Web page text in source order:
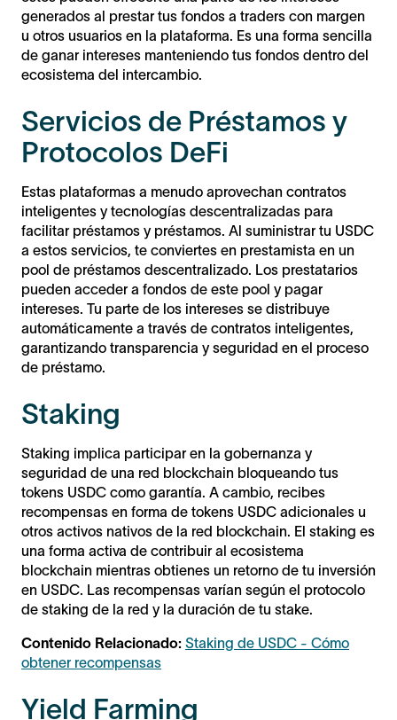
generados al prestar tus fondos a traders con margen
u otros usuarios en la plataforma. Es una forma sencilla
de ganar intereses manteniendo tus fondos dentro del
ecosistema del intercambio.
Servicios de Préstamos y
Protocolos DeFi
Estas plataformas a menudo aprovechan contratos
inteligentes y tecnologías descentralizadas para
facilitar préstamos y préstamos. Al suministrar tu USDC
a estos servicios, te conviertes en prestamista en un
pool de préstamos descentralizado. Los prestatarios
pueden acceder a fondos de este pool y pagar
intereses. Tu parte de los intereses se distribuye
automáticamente a través de contratos inteligentes,
garantizando transparencia y seguridad en el proceso
de préstamo.
Staking
Staking implica participar en la gobernanza y
seguridad de una red blockchain bloqueando tus
tokens USDC como garantía. A cambio, recibes
recompensas en forma de tokens USDC adicionales u
otros activos nativos de la red blockchain. El staking es
una forma activa de contribuir al ecosistema
blockchain mientras obtienes un retorno de tu inversión
en USDC. Las recompensas varían según el protocolo
de staking de la red y la duración de tu stake.
Contenido Relacionado: Staking de USDC - Cómo
obtener recompensas
Yield Farming